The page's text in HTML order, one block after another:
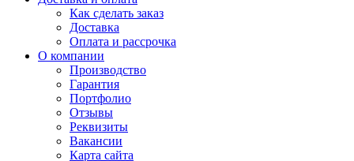
Как сделать заказ
Доставка
Оплата и рассрочка
О компании
Производство
Гарантия
Портфолио
Отзывы
Реквизиты
Вакансии
Карта сайта